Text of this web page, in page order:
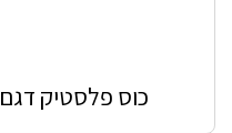
כוס פלסטיק דגם TD32 מהודר 1 ליטר